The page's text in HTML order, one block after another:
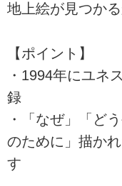
地上絵が見つか
【ポイント】
・1994年にユネ
録
・「なぜ」「ど
のために」描か
す